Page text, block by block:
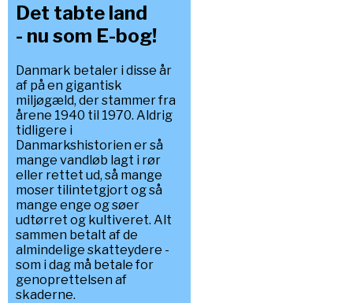
Det tabte land
- nu som E-bog!
Danmark betaler i disse år
af på en gigantisk
miljøgæld, der stammer fra
årene 1940 til 1970. Aldrig
tidligere i
Danmarkshistorien er så
mange vandløb lagt i rør
eller rettet ud, så mange
moser tilintetgjort og så
mange enge og søer
udtørret og kultiveret. Alt
sammen betalt af de
almindelige skatteydere -
som i dag må betale for
genoprettelsen af
skaderne.